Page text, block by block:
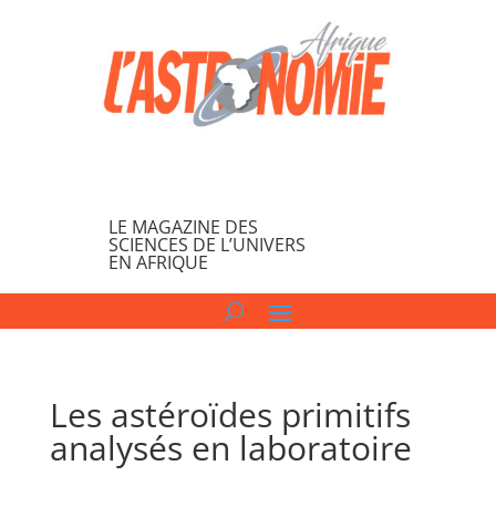
LE MAGAZINE DES
SCIENCES DE L’UNIVERS
EN AFRIQUE
Les astéroïdes primitifs
analysés en laboratoire